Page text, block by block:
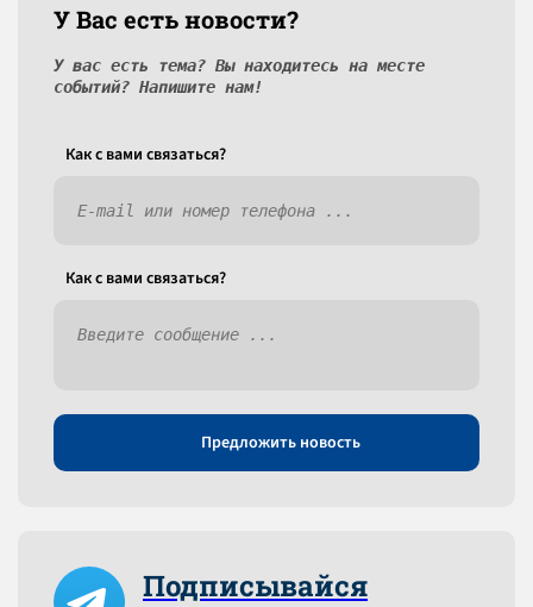
У Вас есть новости?
У вас есть тема? Вы находитесь на месте
событий? Напишите нам!
Как c вами связаться?
Как c вами связаться?
Предложить новость
Подписывайся